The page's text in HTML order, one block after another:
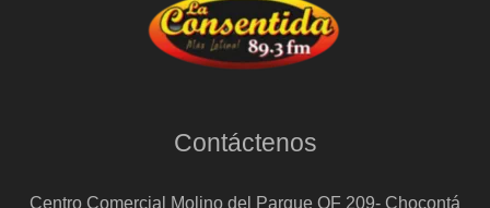
Contáctenos
Centro Comercial Molino del Parque OF 209- Chocontá